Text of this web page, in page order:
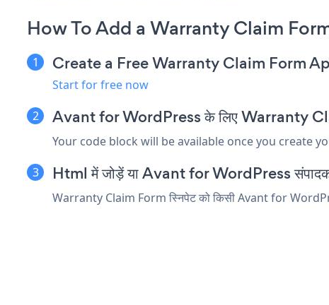
How To Add a Warranty Claim
Create a Free Warranty Claim Form
Start for free now
Avant for WordPress के लिए Warranty
Your code block will be available once you create
Html में जोड़ें या Avant for WordPress संपादक
Warranty Claim Form स्निपेट को किसी Avant for